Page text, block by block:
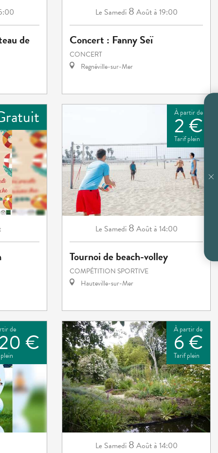
de
Le Samedi 8 Aoûtà 19:00
Concert : Fanny Seï
CONCERT
Regnéville-sur-Mer
À partir de
2 €
Tarif plein
Le Samedi 8 Aoûtà 14:00
Tournoi de beach-volley
COMPÉTITION SPORTIVE
Hauteville-sur-Mer
de € À partir de
6 €
Tarif plein
Le Samedi 8 Aoûtà 14:00